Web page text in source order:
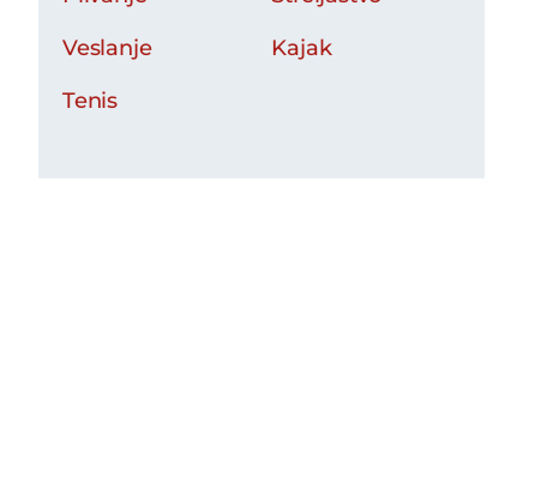
Veslanje
Kajak
Tenis